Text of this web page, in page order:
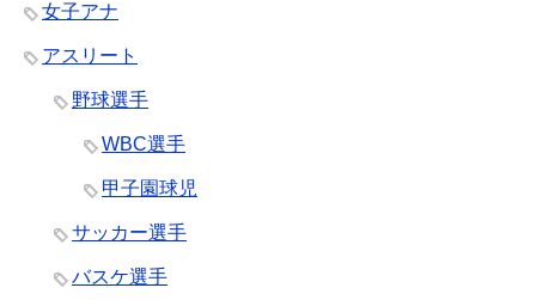
女子アナ
アスリート
野球選手
WBC選手
甲子園球児
サッカー選手
バスケ選手